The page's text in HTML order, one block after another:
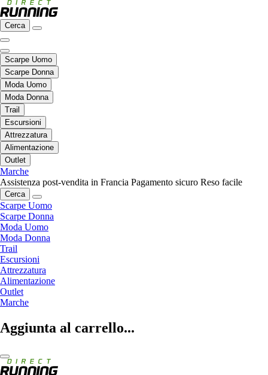
Cerca
Scarpe Uomo
Scarpe Donna
Moda Uomo
Moda Donna
Trail
Escursioni
Attrezzatura
Alimentazione
Outlet
Marche
Assistenza post-vendita in Francia Pagamento sicuro Reso facile
Cerca
Scarpe Uomo
Scarpe Donna
Moda Uomo
Moda Donna
Trail
Escursioni
Attrezzatura
Alimentazione
Outlet
Marche
Aggiunta al carrello...